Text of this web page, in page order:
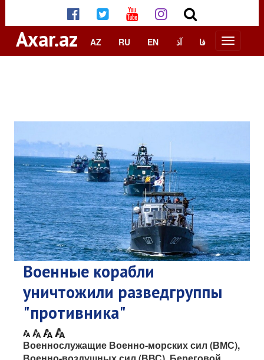
Axar.az AZ RU EN آذ فا
Военные корабли
уничтожили разведгруппы
"противника"
Военнослужащие Военно-морских сил (ВМС),